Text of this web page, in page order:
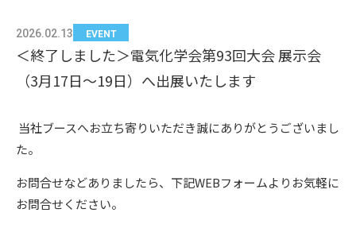
2026.02.13 EVENT
＜終了しました＞電気化学会第93回大会 展示会
（3月17日～19日）へ出展いたします
当社ブースへお立ち寄りいただき誠にありがとうございまし
た。
お問合せなどありましたら、下記WEBフォームよりお気軽に
お問合せください。